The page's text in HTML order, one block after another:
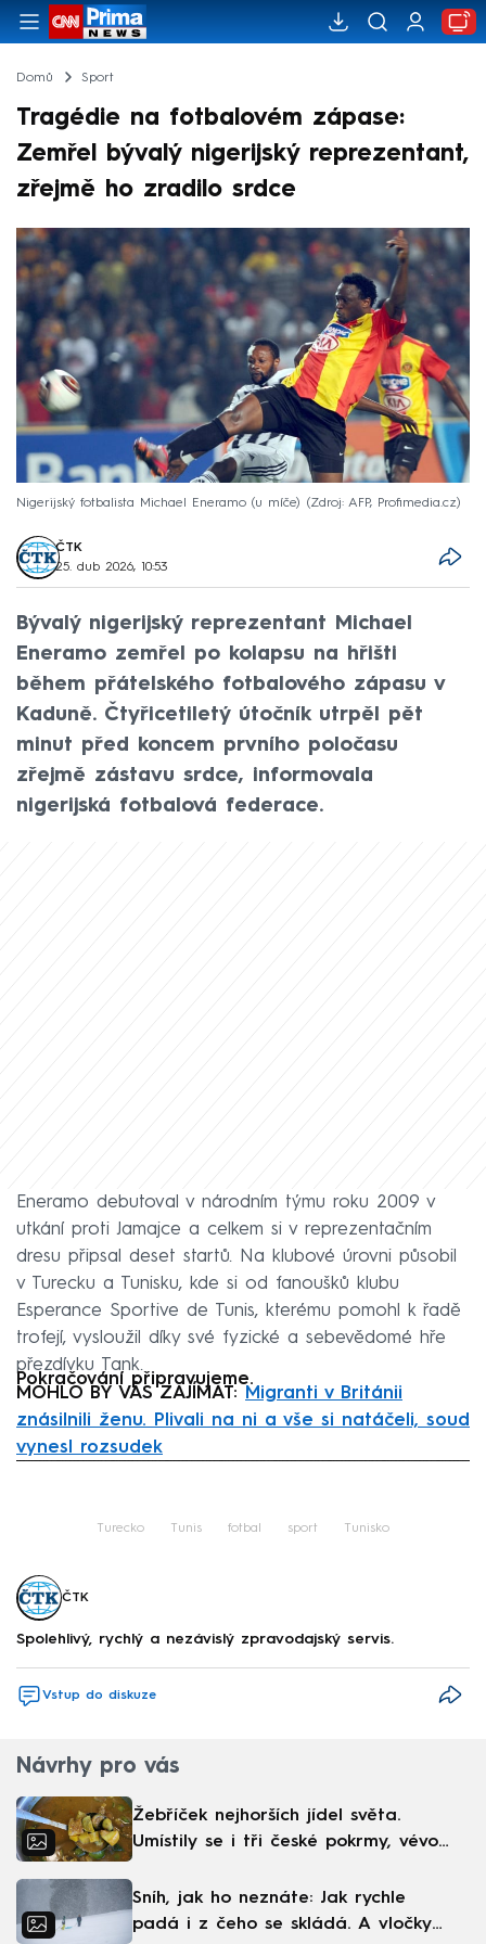
Domů Sport
Tragédie na fotbalovém zápase:
Zemřel bývalý nigerijský reprezentant,
zřejmě ho zradilo srdce
Nigerijský fotbalista Michael Eneramo (u míče) Zdroj: AFP, Profimedia.cz
ČTK
25. dub 2026, 10:53
Bývalý nigerijský reprezentant Michael
Eneramo zemřel po kolapsu na hřišti
během přátelského fotbalového zápasu v
Kaduně. Čtyřicetiletý útočník utrpěl pět
minut před koncem prvního poločasu
zřejmě zástavu srdce, informovala
nigerijská fotbalová federace.
Eneramo debutoval v národním týmu roku 2009 v
utkání proti Jamajce a celkem si v reprezentačním
dresu připsal deset startů. Na klubové úrovni působil
v Turecku a Tunisku, kde si od fanoušků klubu
Esperance Sportive de Tunis, kterému pomohl k řadě
trofejí, vysloužil díky své fyzické a sebevědomé hře
přezdívku Tank.
Pokračování připravujeme.
MOHLO BY VÁS ZAJÍMAT:
Migranti v Británii
znásilnili ženu. Plivali na ni a vše si natáčeli, soud
vynesl rozsudek
Turecko Tunis fotbal sport Tunisko
ČTK
Spolehlivý, rychlý a nezávislý zpravodajský servis.
Vstup do diskuze
Návrhy pro vás
Žebříček nejhorších jídel světa.
Umístily se i tři české pokrmy, vévodí
Sníh, jak ho neznáte: Jak rychle
padá i z čeho se skládá. A vločky